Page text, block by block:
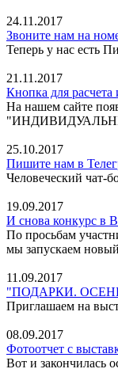
24.11.2017
Звоните нам на
Теперь у нас есть
21.11.2017
Кнопка для расчета
На нашем сайте
25.10.2017
Пишите нам в
Человеческий чат-
19.09.2017
И снова конкурс в
По просьбам
мы запускаем
11.09.2017
"ПОДАРКИ.
Приглашаем на
08.09.2017
Фотоотчет с
Вот и закончилась